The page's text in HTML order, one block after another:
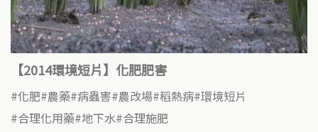
【2014環境短片】化肥肥害
化肥 農藥 病蟲害 農改場 稻熱病 環境短片
合理化用藥 地下水 合理施肥